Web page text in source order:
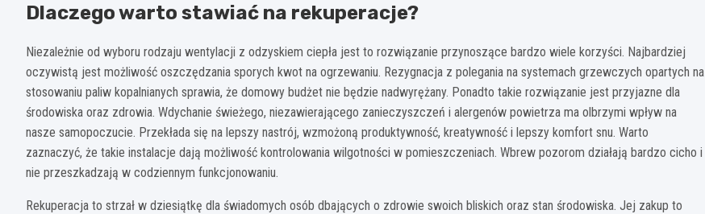
Dlaczego warto stawiać na rekuperacje?
Niezależnie od wyboru rodzaju wentylacji z odzyskiem ciepła jest to rozwiązanie przynoszące bardzo wiele korzyści. Najbardziej
oczywistą jest możliwość oszczędzania sporych kwot na ogrzewaniu. Rezygnacja z polegania na systemach grzewczych opartych na
stosowaniu paliw kopalnianych sprawia, że domowy budżet nie będzie nadwyrężany. Ponadto takie rozwiązanie jest przyjazne dla
środowiska oraz zdrowia. Wdychanie świeżego, niezawierającego zanieczyszczeń i alergenów powietrza ma olbrzymi wpływ na
nasze samopoczucie. Przekłada się na lepszy nastrój, wzmożoną produktywność, kreatywność i lepszy komfort snu. Warto
zaznaczyć, że takie instalacje dają możliwość kontrolowania wilgotności w pomieszczeniach. Wbrew pozorom działają bardzo cicho i
nie przeszkadzają w codziennym funkcjonowaniu.
Rekuperacja to strzał w dziesiątkę dla świadomych osób dbających o zdrowie swoich bliskich oraz stan środowiska. Jej zakup to